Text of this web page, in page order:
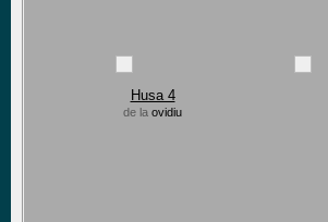
Husa 4
de la ovidiu